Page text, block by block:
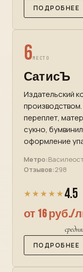
ПОДРОБНЕЕ
6МЕСТО
СатисЪ
Издательский
переплет,
сукно,
оформление
Метро:
Отзывов:298
★★★★★ 4.5
от 16 руб./
ПОДРОБНЕЕ